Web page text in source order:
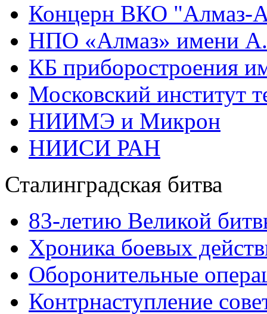
Концерн ВКО "Алмаз-
НПО «Алмаз» имени
КБ приборостроения
Московский институт
НИИМЭ и Микрон
НИИСИ РАН
Сталинградская битва
83-летию Великой
Хроника боевых
Оборонительные
Контрнаступление